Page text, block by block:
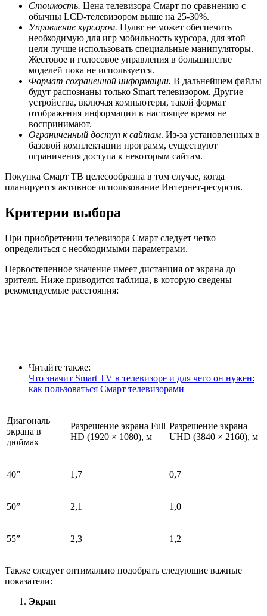
Стоимость. Цена телевизора Смарт по сравнению с
обычны LCD-телевизором выше на 25-30%.
Управление курсором. Пульт не может обеспечить
необходимую для игр мобильность курсора, для этой
цели лучше использовать специальные манипуляторы.
Жестовое и голосовое управления в большинстве
моделей пока не используется.
Формат сохраненной информации. В дальнейшем файлы
будут распознаны только Smart телевизором. Другие
устройства, включая компьютеры, такой формат
отображения информации в настоящее время не
воспринимают.
Ограниченный доступ к сайтам. Из-за установленных в
базовой комплектации программ, существуют
ограничения доступа к некоторым сайтам.
Покупка Смарт ТВ целесообразна в том случае, когда
планируется активное использование Интернет-ресурсов.
Критерии выбора
При приобретении телевизора Смарт следует четко
определиться с необходимыми параметрами.
Первостепенное значение имеет дистанция от экрана до
зрителя. Ниже приводится таблица, в которую сведены
рекомендуемые расстояния:
Читайте также:
Что значит Smart TV в телевизоре и для чего он нужен:
как пользоваться Смарт телевизорами
Диагональ
экрана в
дюймах
Разрешение экрана Full
HD (1920 × 1080), м
Разрешение экрана
UHD (3840 × 2160), м
40” 1,7 0,7
50” 2,1 1,0
55” 2,3 1,2
Также следует оптимально подобрать следующие важные
показатели:
Экран